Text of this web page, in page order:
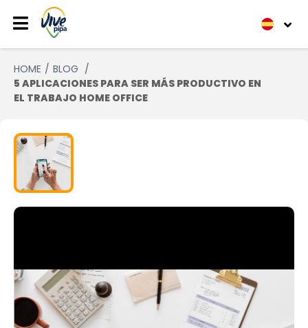
HOME
BLOG
5 APLICACIONES PARA SER MÁS PRODUCTIVO EN
EL TRABAJO HOME OFFICE